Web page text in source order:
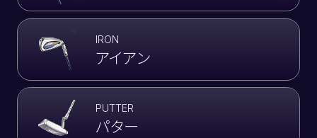
IRON
アイアン
PUTTER
パター